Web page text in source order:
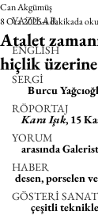
YAZILAR
ENGLISH
SERGİ
RÖPORTAJ
YORUM
HABER
GÖSTERİ
Atalet
hiçlik
Can Akgümüş
8 Oca 20254 dakikada
Burcu
Kara Işık, 15
arasında
desen, porselen
çeşitli